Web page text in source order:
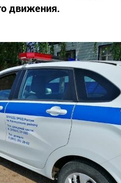
движения.